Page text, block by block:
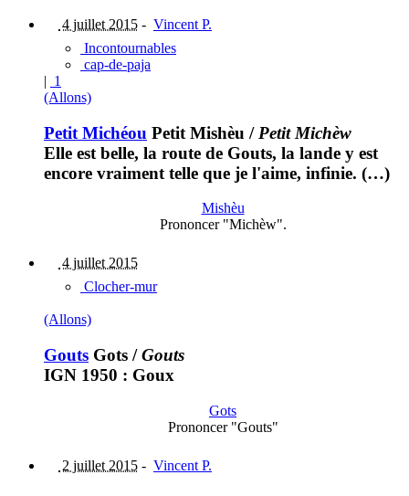
4 juillet 2015 - Vincent P.
Incontournables
cap-de-paja
| 1
(Allons)
Petit Michéou Petit Mishèu / Petit Michèw
Elle est belle, la route de Gouts, la lande y est
encore vraiment telle que je l'aime, infinie. (…)
Mishèu
Prononcer "Michèw".
4 juillet 2015
Clocher-mur
(Allons)
Gouts Gots /Gouts
IGN 1950 : Goux
Gots
Prononcer "Gouts"
2 juillet 2015 - Vincent P.